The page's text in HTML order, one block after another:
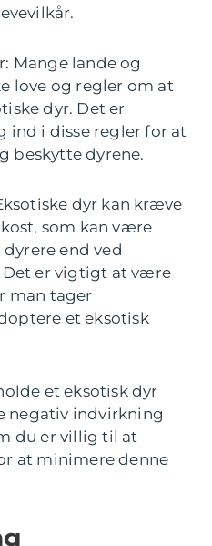
Mange lande og
love og regler om at
dyr. Det er
ind i disse regler for at
beskytte dyrene.
dyr kan kræve
som kan være
end ved
er vigtigt at være
man tager
et eksotisk
et eksotisk dyr
negativ indvirkning
du er villig til at
at minimere denne